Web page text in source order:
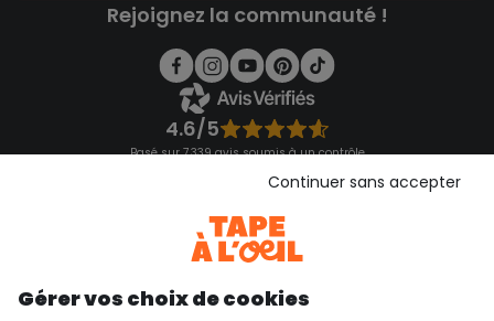
Rejoignez la communauté !
4.6/5
Basé sur 7 339 avis soumis à un contrôle
Consulter les CGU
Gérer vos choix de cookies
Continuer sans accepter